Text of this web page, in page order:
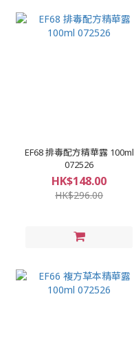
EF68 排毒配方精華露 100ml
072526
HK$148.00
HK$296.00